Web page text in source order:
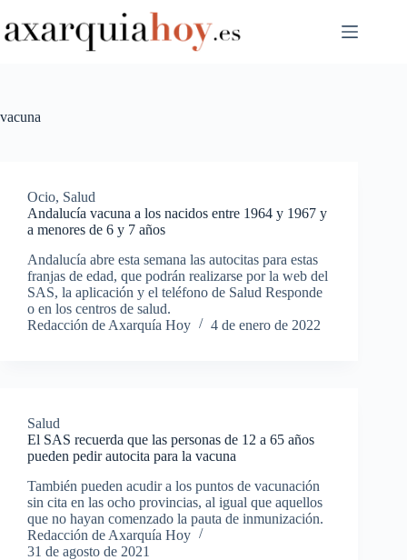
al
contenido
vacuna
Ocio, Salud
Andalucía vacuna a los nacidos entre 1964 y 1967 y
a menores de 6 y 7 años
Andalucía abre esta semana las autocitas para estas
franjas de edad, que podrán realizarse por la web del
SAS, la aplicación y el teléfono de Salud Responde
o en los centros de salud.
Redacción de Axarquía Hoy
4 de enero de 2022
Salud
El SAS recuerda que las personas de 12 a 65 años
pueden pedir autocita para la vacuna
También pueden acudir a los puntos de vacunación
sin cita en las ocho provincias, al igual que aquellos
que no hayan comenzado la pauta de inmunización.
Redacción de Axarquía Hoy
31 de agosto de 2021